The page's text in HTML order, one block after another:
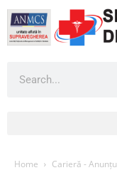
Home Carieră -